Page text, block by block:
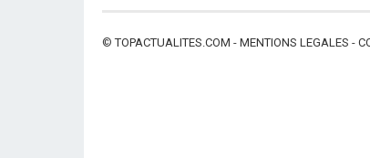
©TOPACTUALITES.COM - MENTIONS LEGALES -